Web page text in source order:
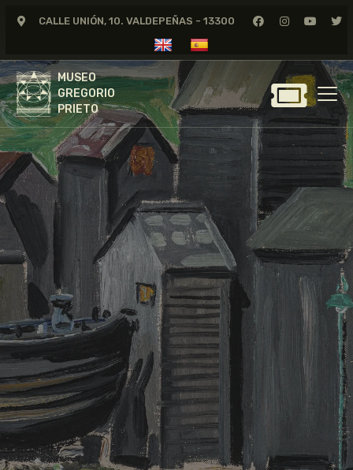
CALLE UNIÓN, 10. VALDEPEÑAS - 13300
MUSEO
GREGORIO
PRIETO
MUSEO
GREGORIO
PRIETO
GREGORIO PRIETO
MUSEO
ARCHIVO
CERTAMEN DE DIBUJO
FUNDACIÓN
TIENDA
NOTICIAS